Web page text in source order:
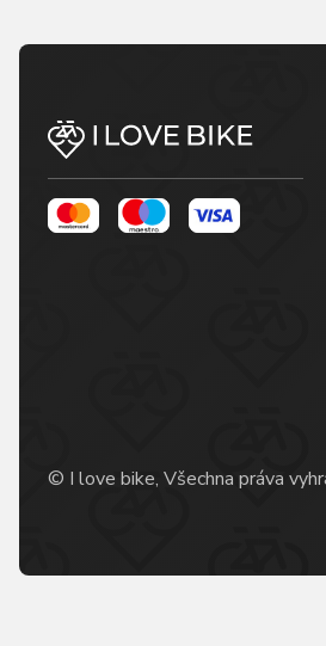
© I love bike, Všechna práva